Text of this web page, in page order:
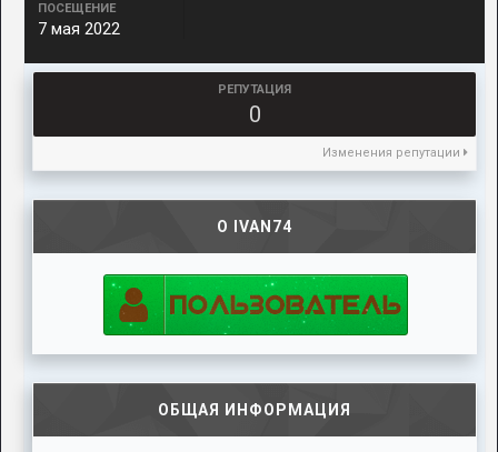
ПОСЕЩЕНИЕ
7 мая 2022
РЕПУТАЦИЯ
0
Изменения репутации
О IVAN74
ОБЩАЯ ИНФОРМАЦИЯ